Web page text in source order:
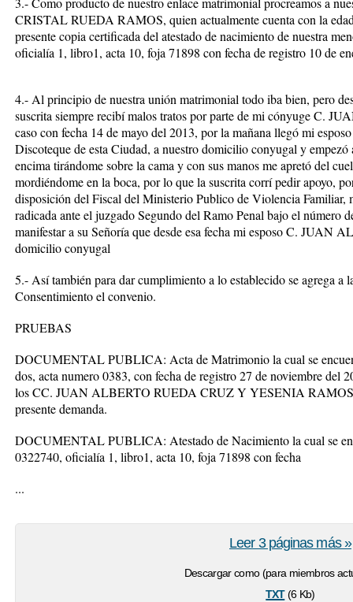
CRISTAL RUEDA RAMOS, quien actualmente cuenta con la
presente copia certificada del atestado de nacimiento de nuestra
oficialía 1, libro1, acta 10, foja 71898 con fecha de registro 10 de
4.- Al principio de nuestra unión matrimonial todo iba bien, pero
suscrita siempre recibí malos tratos por parte de mi cónyuge C.
caso con fecha 14 de mayo del 2013, por la mañana llegó mi
Discoteque de esta Ciudad, a nuestro domicilio conyugal y
encima tirándome sobre la cama y con sus manos me apretó del
mordiéndome en la boca, por lo que la suscrita corrí pedir apoyo,
disposición del Fiscal del Ministerio Publico de Violencia Familiar,
radicada ante el juzgado Segundo del Ramo Penal bajo el número
manifestar a su Señoría que desde esa fecha mi esposo C. JUAN
domicilio conyugal
5.- Así también para dar cumplimiento a lo establecido se agrega
Consentimiento el convenio.
PRUEBAS
DOCUMENTAL PUBLICA: Acta de Matrimonio la cual se
dos, acta numero 0383, con fecha de registro 27 de noviembre del
los CC. JUAN ALBERTO RUEDA CRUZ Y YESENIA RAMOS
presente demanda.
DOCUMENTAL PUBLICA: Atestado de Nacimiento la cual se
0322740, oficialía 1, libro1, acta 10, foja 71898 con fecha
...
Descargar como (para miembros
txt(6 Kb)
Leer 3 páginas más »